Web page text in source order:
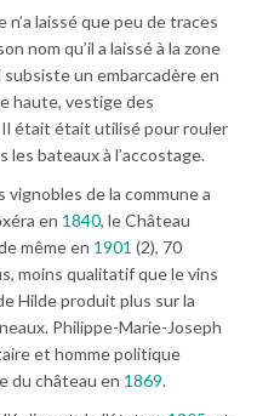
laissé que peu de traces
nom qu’il a laissé à la zone
un embarcadère en
haute, vestige des
était était utilisé pour rouler
les bateaux à l’accostage.
vignobles de la commune a
en 1840, le Château
même en 1901 (2), 70
moins qualitatif que le vins
Hilde produit plus sur la
Philippe-Marie-Joseph
et homme politique
du château en 1869.